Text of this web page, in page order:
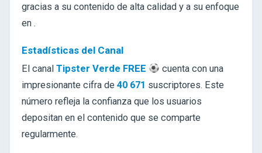
gracias a su contenido de alta calidad y a su enfoque
en .
Estadísticas del Canal
El canal Tipster Verde FREE
cuenta con una
impresionante cifra de 40 671 suscriptores. Este
número refleja la confianza que los usuarios
depositan en el contenido que se comparte
regularmente.